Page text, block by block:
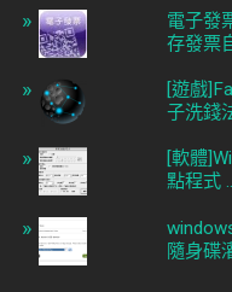
電子發
存發票
[遊戲
子洗錢
[軟體
點程式
隨身碟